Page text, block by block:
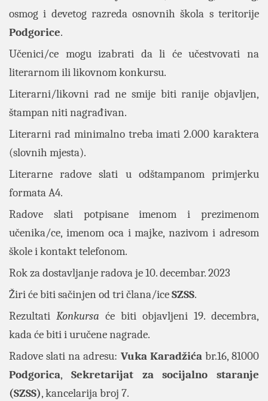
osmog i devetog razreda osnovnih škola s teritorije
Podgorice.
Učenici/ce mogu izabrati da li će učestvovati na
literarnom ili likovnom konkursu.
Literarni/likovni rad ne smije biti ranije objavljen,
štampan niti nagrađivan.
Literarni rad minimalno treba imati 2.000 karaktera
(slovnih mjesta).
Literarne radove slati u odštampanom primjerku
formata A4.
Radove slati potpisane imenom i prezimenom
učenika/ce, imenom oca i majke, nazivom i adresom
škole i kontakt telefonom.
Rok za dostavljanje radova je 10. decembar. 2023
Žiri će biti sačinjen od tri člana/iceSZSS.
Rezultati Konkursa će biti objavljeni 19. decembra,
kada će biti i uručene nagrade.
Radove slati na adresu: Vuka Karadžićabr.16, 81000
Podgorica, Sekretarijat za socijalno
staranje
(SZSS), kancelarija broj 7.